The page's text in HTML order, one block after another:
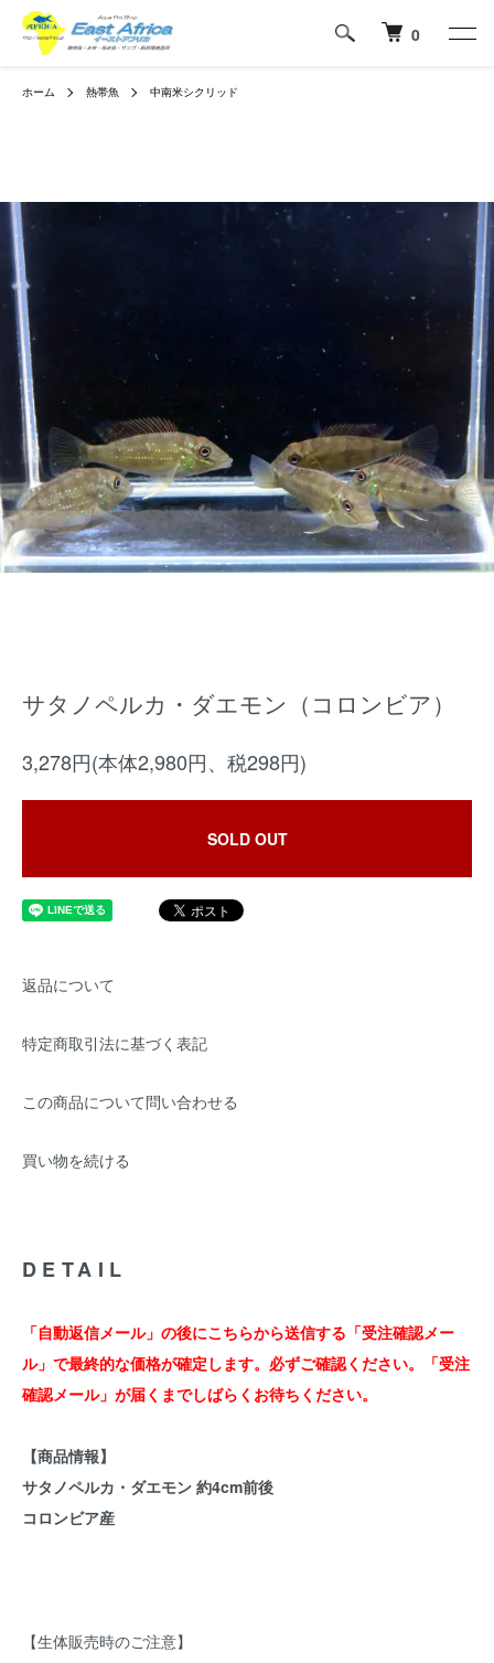
0
ホーム 熱帯魚 中南米シクリッド
サタノペルカ・ダエモン（コロンビア）
3,278円(本体2,980円、税298円)
SOLD OUT
返品について
特定商取引法に基づく表記
この商品について問い合わせる
買い物を続ける
DETAIL
「自動返信メール」の後にこちらから送信する「受注確認メー
ル」で最終的な価格が確定します。必ずご確認ください。「受注
確認メール」が届くまでしばらくお待ちください。
【商品情報】
サタノペルカ・ダエモン 約4cm前後
コロンビア産
【生体販売時のご注意】